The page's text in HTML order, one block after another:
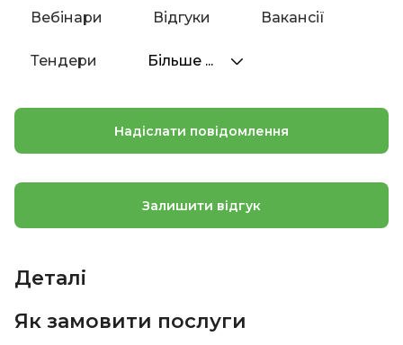
Вебінари Відгуки Вакансії
Тендери Більше ...
Надіслати повідомлення
Залишити відгук
Деталі
Як замовити послуги